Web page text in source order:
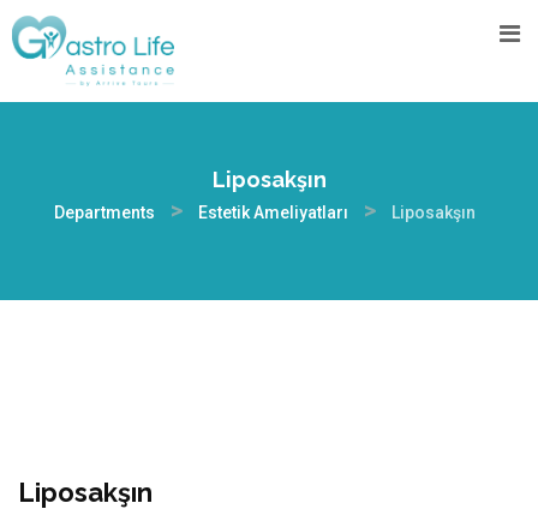
Liposakşın
Departments > Estetik Ameliyatları > Liposakşın
Liposakşın